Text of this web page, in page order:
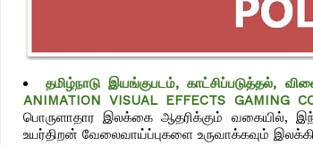
தமிழ்நாடு இயங்குபடம், காட்சிப்படுத்தல்,
ANIMATION VISUAL EFFECTS GAMING
பொருளாதார இலக்கை ஆதரிக்கும் வகையில்,
உயர்திறன் வேலைவாய்ப்புகளை உருவாக்கவும்